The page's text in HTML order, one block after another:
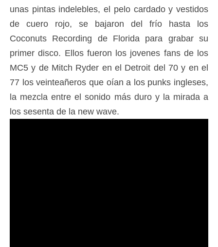
unas pintas indelebles, el pelo cardado y vestidos
de cuero rojo, se bajaron del frío hasta los
Coconuts Recording de Florida para grabar su
primer disco. Ellos fueron los jovenes fans de los
MC5 y de Mitch Ryder en el Detroit del 70 y en el
77 los veinteañeros que oían a los punks ingleses,
la mezcla entre el sonido más duro y la mirada a
los sesenta de la new wave.